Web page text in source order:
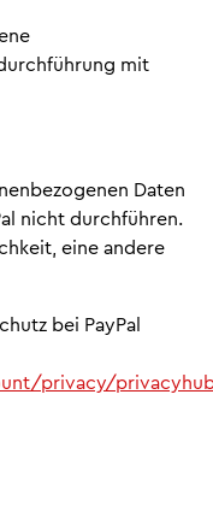
mit
Daten
nicht durchführen.
eine andere
bei PayPal
privacy/